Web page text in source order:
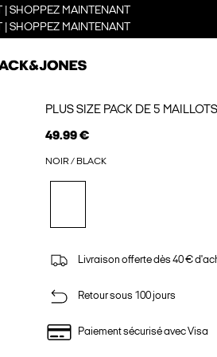
| SHOPPEZ MAINTENANT
| SHOPPEZ MAINTENANT
PLUS SIZE PACK DE 5 MAILLOTS
49.99 €
NOIR / BLACK
Livraison offerte dès 40 €
Retour sous 100 jours
Paiement sécurisé avec Visa